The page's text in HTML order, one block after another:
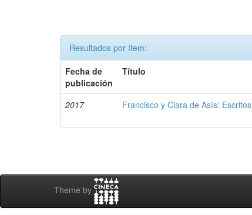
Resultados por ítem:
Fecha de
publicación
Título
2017 Francisco y Clara de Asís: Escritos
Theme by